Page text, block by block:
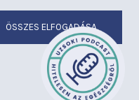
ÖSSZES ELFOGADÁSA